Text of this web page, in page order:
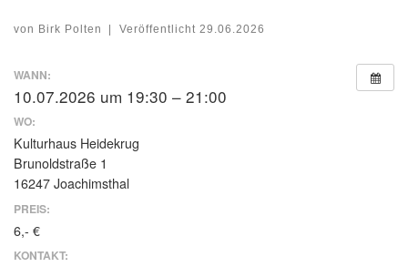
von Birk Polten | Veröffentlicht 29.06.2026
WANN:
10.07.2026 um 19:30 – 21:00
WO:
Kulturhaus Heidekrug
Brunoldstraße 1
16247 Joachimsthal
PREIS:
6,- €
KONTAKT: